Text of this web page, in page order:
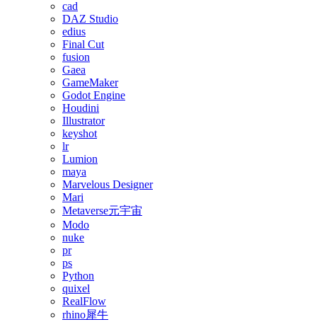
cad
DAZ Studio
edius
Final Cut
fusion
Gaea
GameMaker
Godot Engine
Houdini
Illustrator
keyshot
lr
Lumion
maya
Marvelous Designer
Mari
Metaverse元宇宙
Modo
nuke
pr
ps
Python
quixel
RealFlow
rhino犀牛